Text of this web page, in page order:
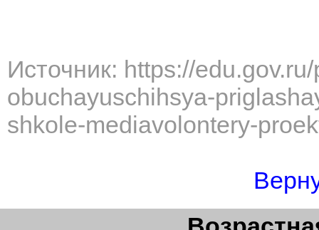
Источник: https://
obuchayuschihsya-
shkole-mediavolontery-